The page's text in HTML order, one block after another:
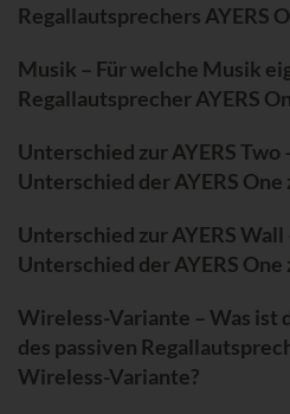
Regallautsprechers AYERS
Musik – Für welche Musik
Regallautsprecher AYERS
Unterschied zur AYERS Two
Unterschied der AYERS One
Unterschied zur AYERS Wall
Unterschied der AYERS One
Wireless-Variante – Was ist
des passiven
Wireless-Variante?